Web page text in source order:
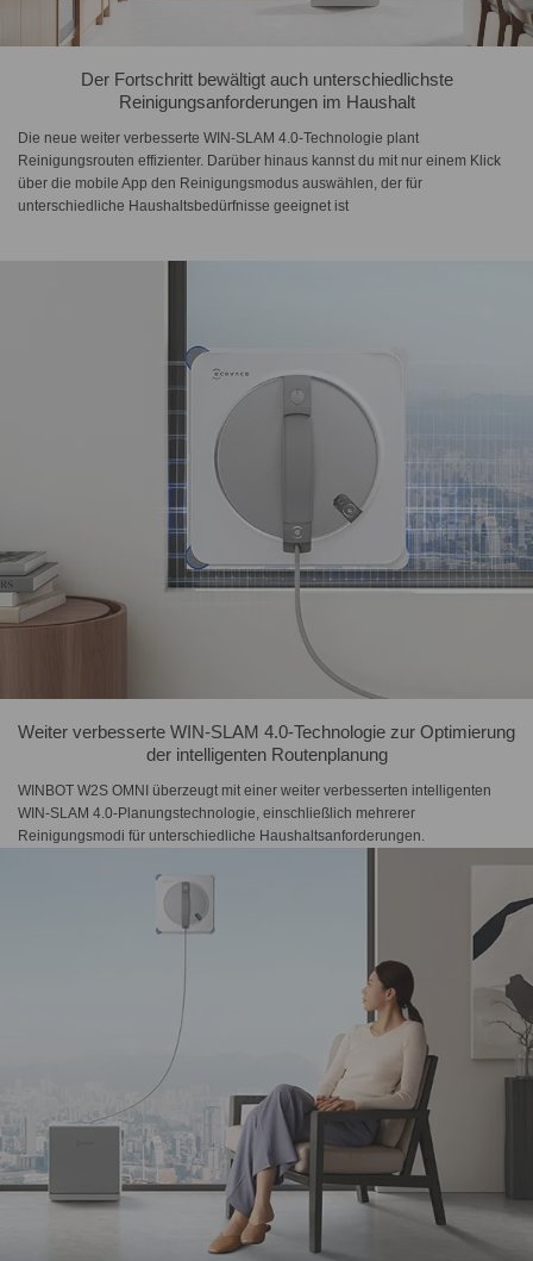
Der Fortschritt bewältigt auch unterschiedlichste
Reinigungsanforderungen im Haushalt
Die neue weiter verbesserte WIN-SLAM 4.0-Technologie plant
Reinigungsrouten effizienter. Darüber hinaus kannst du mit nur einem Klick
über die mobile App den Reinigungsmodus auswählen, der für
unterschiedliche Haushaltsbedürfnisse geeignet ist
Weiter verbesserte WIN-SLAM 4.0-Technologie zur Optimierung
der intelligenten Routenplanung
WINBOT W2S OMNI überzeugt mit einer weiter verbesserten intelligenten
WIN-SLAM 4.0-Planungstechnologie, einschließlich mehrerer
Reinigungsmodi für unterschiedliche Haushaltsanforderungen.